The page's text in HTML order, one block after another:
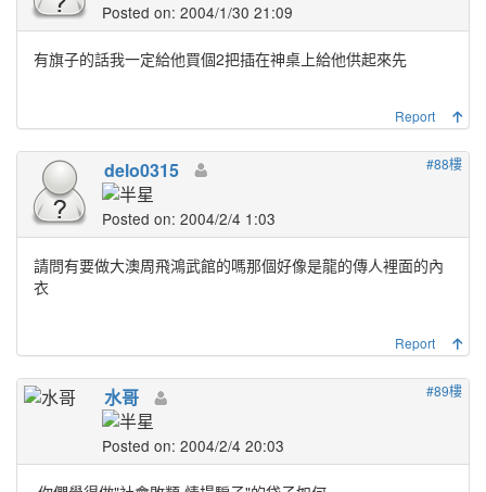
Posted on: 2004/1/30 21:09
有旗子的話我一定給他買個2把插在神桌上給他供起來先
Report
#88樓
delo0315
Posted on: 2004/2/4 1:03
請問有要做大澳周飛鴻武館的嗎那個好像是龍的傳人裡面的內
衣
Report
#89樓
水哥
Posted on: 2004/2/4 20:03